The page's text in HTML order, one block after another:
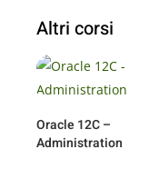
Altri corsi
Oracle 12C –
Administration